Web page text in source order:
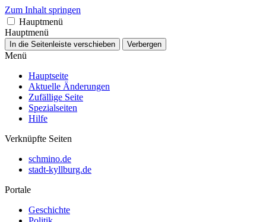
Zum Inhalt springen
Hauptmenü
Hauptmenü
In die Seitenleiste verschieben Verbergen
Menü
Hauptseite
Aktuelle Änderungen
Zufällige Seite
Spezialseiten
Hilfe
Verknüpfte Seiten
schmino.de
stadt-kyllburg.de
Portale
Geschichte